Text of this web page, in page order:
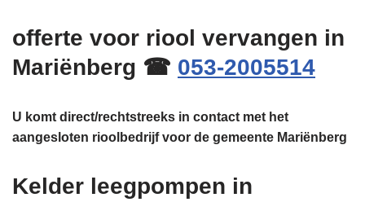
offerte voor riool vervangen in
Mariënberg ☎ 053-2005514
U komt direct/rechtstreeks in contact met het
aangesloten rioolbedrijf voor de gemeente Mariënberg
Kelder leegpompen in